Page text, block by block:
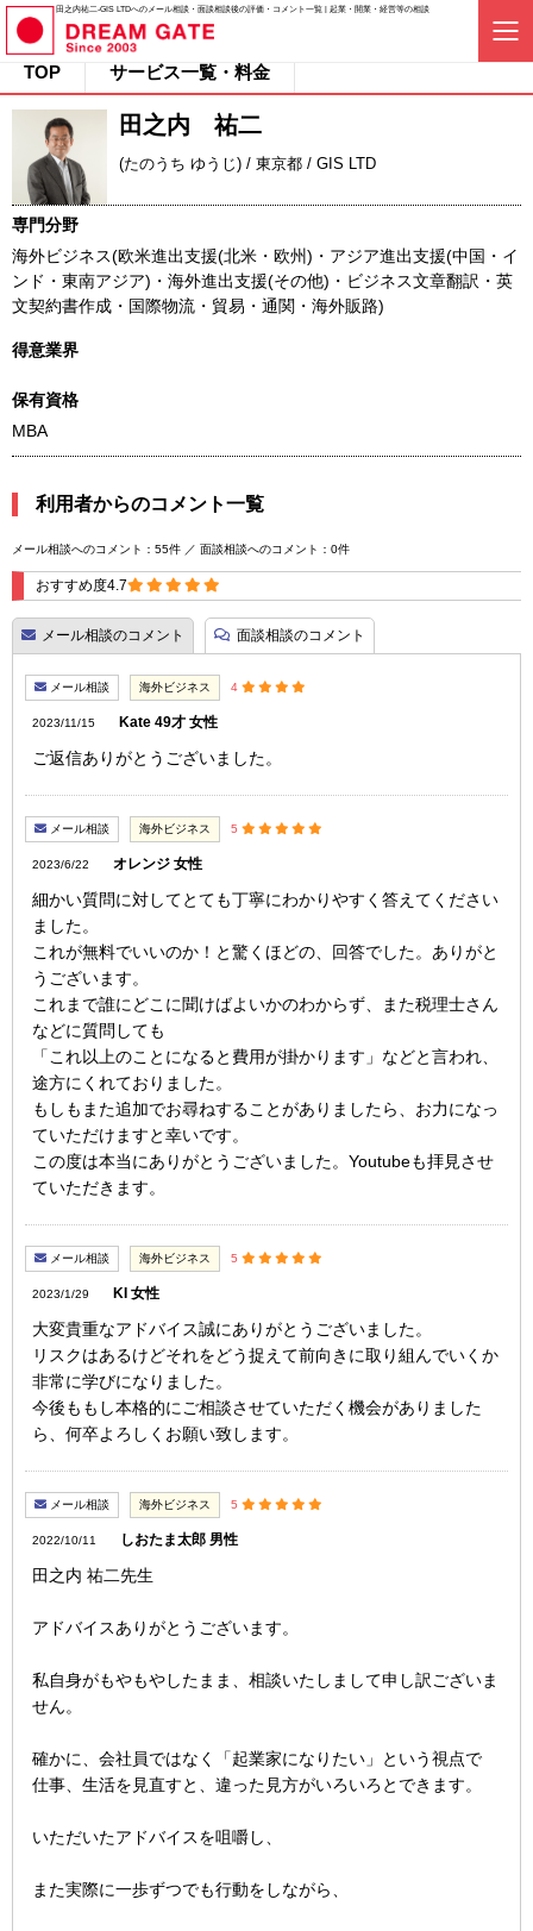
田之内祐二-GIS LTDへのメール相談・面談相談後の評価・コメント一覧 | 起業・開業・経営等の相談
TOP サービス一覧・料金
田之内 祐二
(たのうち ゆうじ) / 東京都 / GIS LTD
専門分野
海外ビジネス(欧米進出支援(北米・欧州)・アジア進出支援(中国・イ
ンド・東南アジア)・海外進出支援(その他)・ビジネス文章翻訳・英
文契約書作成・国際物流・貿易・通関・海外販路)
得意業界
保有資格
MBA
利用者からのコメント一覧
メール相談へのコメント：55件 ／ 面談相談へのコメント：0件
おすすめ度4.7
メール相談のコメント 面談相談のコメント
メール相談 海外ビジネス 4
2023/11/15 Kate 49才 女性
ご返信ありがとうございました。
メール相談 海外ビジネス 5
2023/6/22 オレンジ 女性
細かい質問に対してとても丁寧にわかりやすく答えてください
ました。
これが無料でいいのか！と驚くほどの、回答でした。ありがと
うございます。
これまで誰にどこに聞けばよいかのわからず、また税理士さん
などに質問しても
「これ以上のことになると費用が掛かります」などと言われ、
途方にくれておりました。
もしもまた追加でお尋ねすることがありましたら、お力になっ
ていただけますと幸いです。
この度は本当にありがとうございました。Youtubeも拝見させ
ていただきます。
メール相談 海外ビジネス 5
2023/1/29 KI 女性
大変貴重なアドバイス誠にありがとうございました。
リスクはあるけどそれをどう捉えて前向きに取り組んでいくか
非常に学びになりました。
今後ももし本格的にご相談させていただく機会がありました
ら、何卒よろしくお願い致します。
メール相談 海外ビジネス 5
2022/10/11 しおたま太郎 男性
田之内 祐二先生
アドバイスありがとうございます。
私自身がもやもやしたまま、相談いたしまして申し訳ございま
せん。
確かに、会社員ではなく「起業家になりたい」という視点で
仕事、生活を見直すと、違った見方がいろいろとできます。
いただいたアドバイスを咀嚼し、
また実際に一歩ずつでも行動をしながら、